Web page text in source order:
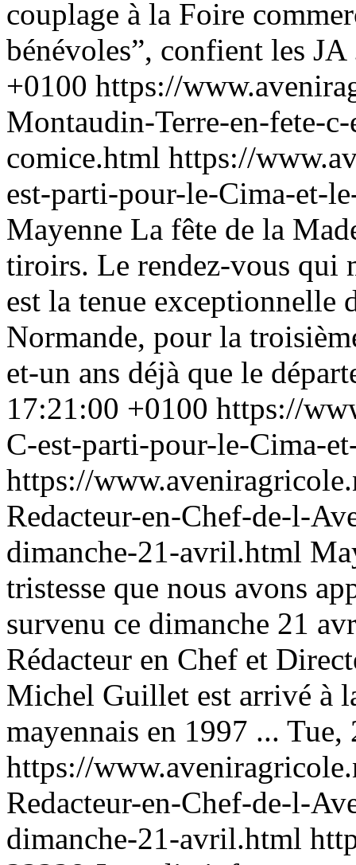
couplage à la Foire
bénévoles”, confient les JA
+0100 https://
Montaudin-Terre-en-fete-
comice.html https://
est-parti-pour-le-Cima-et-
Mayenne La fête de la
tiroirs. Le rendez-vous qui
est la tenue exceptionnelle
Normande, pour la
et-un ans déjà que le
17:21:00 +0100 https://
C-est-parti-pour-le-Cima-
https://
Redacteur-en-Chef-de-l-
dimanche-21-avril.html
tristesse que nous avons
survenu ce dimanche 21
Rédacteur en Chef et
Michel Guillet est arrivé à
mayennais en 1997 ... Tue,
https://
Redacteur-en-Chef-de-l-
dimanche-21-avril.html